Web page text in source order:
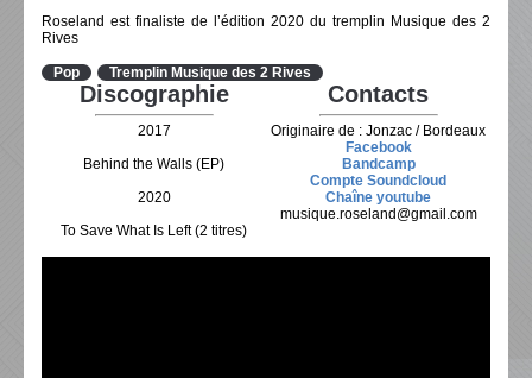
Roseland est finaliste de l’édition 2020 du tremplin Musique des 2
Rives
Pop Tremplin Musique des 2 Rives
Discographie
2017
Behind the Walls (EP)
2020
To Save What Is Left (2 titres)
Contacts
Originaire de : Jonzac / Bordeaux
Facebook
Bandcamp
Compte Soundcloud
Chaîne youtube
musique.roseland@gmail.com